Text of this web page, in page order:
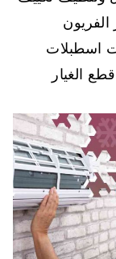
اسطبلات
الغيار